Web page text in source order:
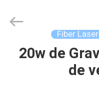
HUIS
Technology
Reserved.
Fiber
20w de
de